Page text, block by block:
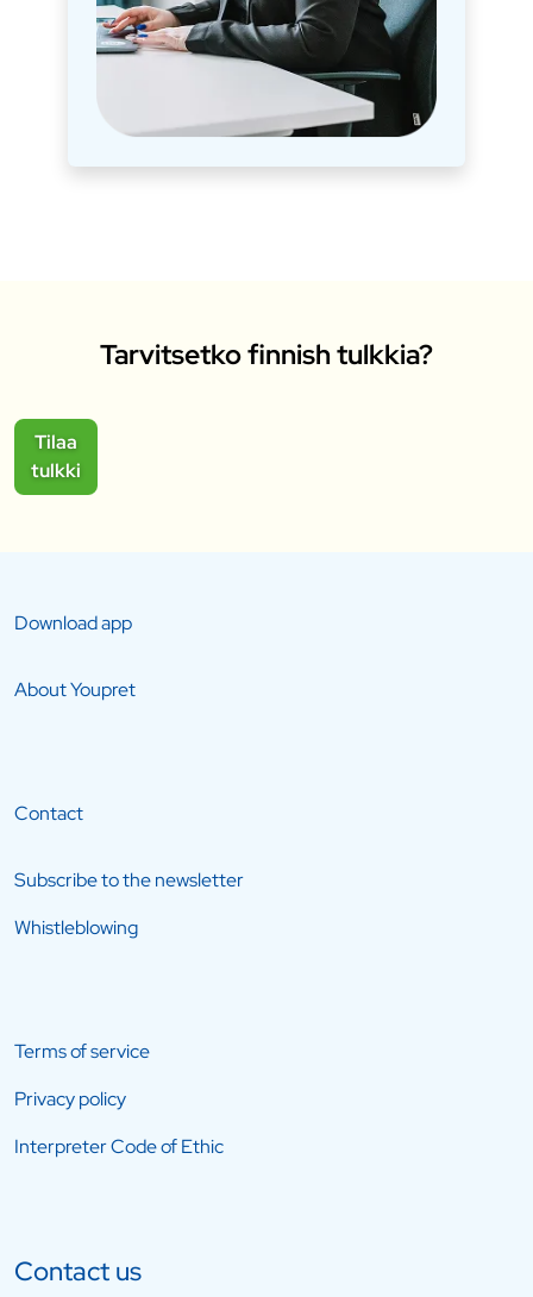
Tarvitsetko finnish tulkkia?
Tilaa
tulkki
Download app
About Youpret
Contact
Subscribe to the newsletter
Whistleblowing
Terms of service
Privacy policy
Interpreter Code of Ethic
Contact us